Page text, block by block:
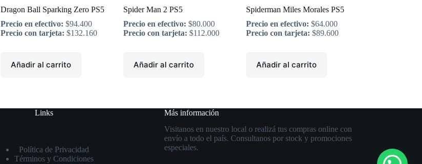
Dragon Ball Sparking Zero PS5
Precio en efectivo: $94.400
Precio con tarjeta: $132.160
Añadir al carrito
Spider Man 2 PS5
Precio en efectivo: $80.000
Precio con tarjeta: $112.000
Añadir al carrito
Spiderman Miles Morales PS5
Precio en efectivo: $64.000
Precio con tarjeta: $89.600
Añadir al carrito
Links
Política de Privacidad
Términos y Condiciones
Más información
Visitanos en nuestro local o realizá tus compras online con
envío a todo el país. Consultanos por stock y promociones
especiales.